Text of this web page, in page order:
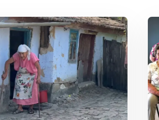
Mogelijk: Help deze ouderen aan water!